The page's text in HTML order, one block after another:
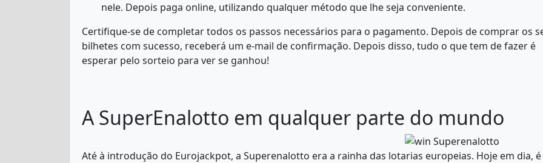
nele. Depois paga online, utilizando qualquer método que lhe seja conveniente.
Certifique-se de completar todos os passos necessários para o pagamento. Depois de comprar os
bilhetes com sucesso, receberá um e-mail de confirmação. Depois disso, tudo o que tem de fazer é
esperar pelo sorteio para ver se ganhou!
A SuperEnalotto em qualquer parte do mundo
Até à introdução do Eurojackpot, a Superenalotto era a rainha das lotarias europeias. Hoje em dia, é